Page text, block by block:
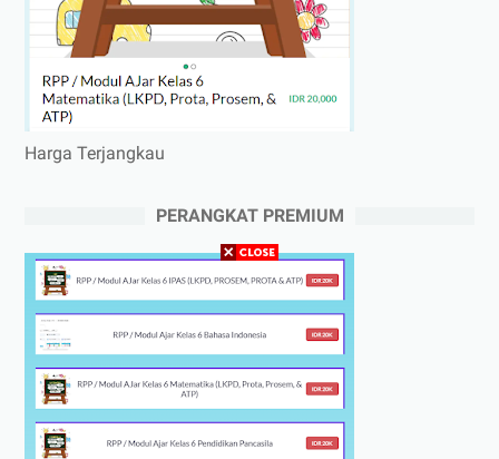
Harga Terjangkau
PERANGKAT PREMIUM